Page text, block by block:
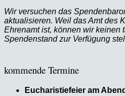
Wir versuchen das
aktualisieren. Weil das Amt des
Ehrenamt ist, können wir keinen
Spendenstand zur Verfügung
kommende Termine
Eucharistiefeier am